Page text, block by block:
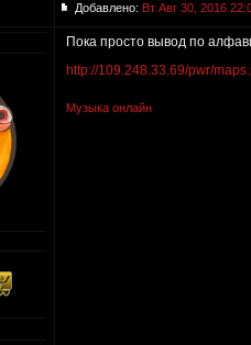
Добавлено: Вт Авг 30, 2016
Пока просто вывод по
http://109.248.33.69/pwr/
Музыка онлайн